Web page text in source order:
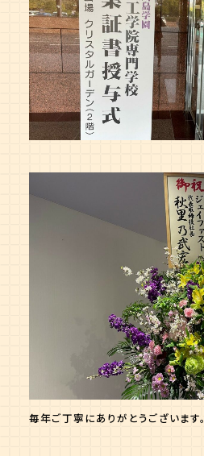
毎年ご丁寧にありがとうございます。